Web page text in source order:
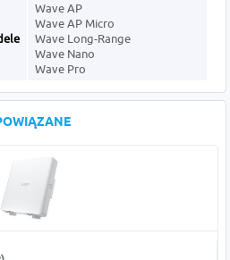
Wave AP
Wave AP Micro
Wave Long-Range
Wave Nano
Wave Pro